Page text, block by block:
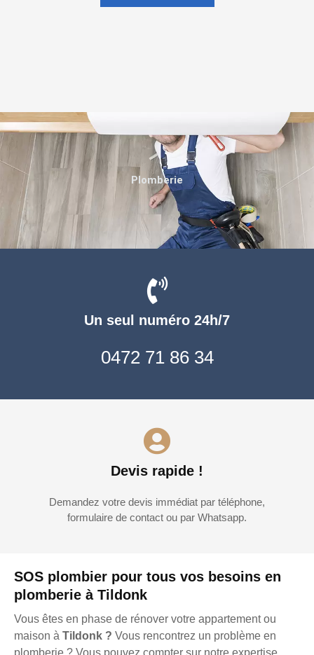
SOS plombier pour tous vos besoins en
plomberie à Tildonk
Vous êtes en phase de rénover votre appartement ou
maison à Tildonk ? Vous rencontrez un problème en
Un seul numéro 24h/7
0472 71 86 34
Devis rapide !
Demandez votre devis immédiat par téléphone,
formulaire de contact ou par Whatsapp.
Plomberie